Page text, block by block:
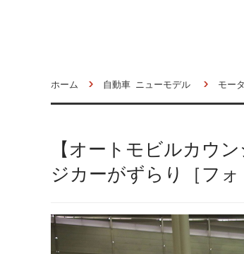
ホーム 自動車 ニューモデル モー
【オートモビルカウ
ジカーがずらり［フ